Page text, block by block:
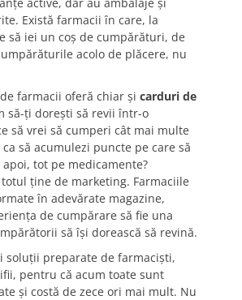
Există farmacii în care, la
să iei un coş de cumpărături, de
acolo de plăcere, nu
farmacii oferă chiar şi carduri de
să-ţi doreşti să revii într-o
să vrei să cumperi cât mai multe
să acumulezi puncte pe care să
tot pe medicamente?
ţine de marketing. Farmaciile
în adevărate magazine,
de cumpărare să fie una
să îşi dorească să revină.
soluţii preparate de farmacişti,
pentru că acum toate sunt
şi costă de zece ori mai mult. Nu